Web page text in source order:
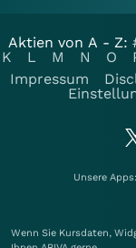
Aktien von A - Z:
K
L M N O
Impressum
Unsere Apps:
Wenn Sie Kursdaten,